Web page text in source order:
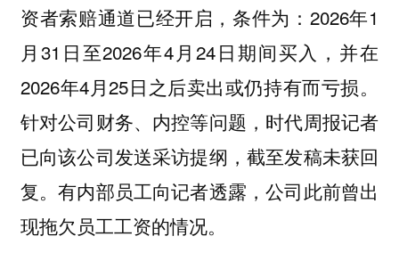
资者索赔通道已经开启，条件为：2026年1
月31日至2026年4月24日期间买入，并在
2026年4月25日之后卖出或仍持有而亏损。
针对公司财务、内控等问题，时代周报记者
已向该公司发送采访提纲，截至发稿未获回
复。有内部员工向记者透露，公司此前曾出
现拖欠员工工资的情况。